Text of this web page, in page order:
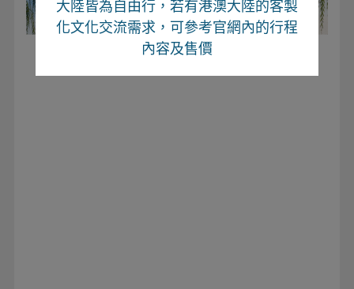
大陸皆為自由行，若有港澳大陸的客製
化文化交流需求，可參考官網內的行程
內容及售價